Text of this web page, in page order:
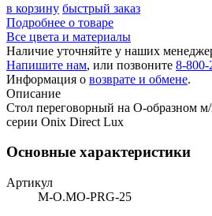
в корзину быстрый заказ
Подробнее о товаре
Все цвета и материалы
Наличие уточняйте у наших
Напишите нам, или позвоните 8-800-
Информация о возврате и обмене.
Описание
Стол переговорный на О-образном
серии Onix Direct Lux
Основные характеристики
Артикул
M-O.MO-PRG-25